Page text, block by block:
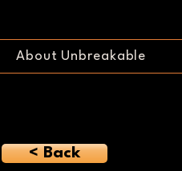
About Unbreakable
< Back